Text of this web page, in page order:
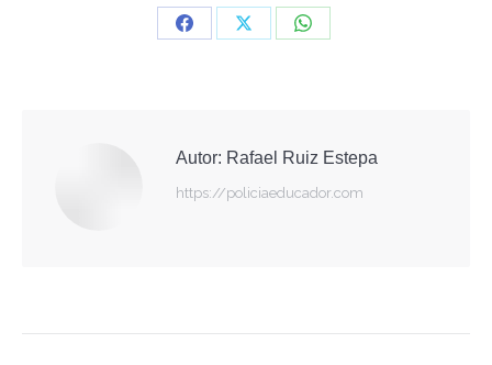
Share
Share
Share
Autor: Rafael Ruiz Estepa
https://policiaeducador.com